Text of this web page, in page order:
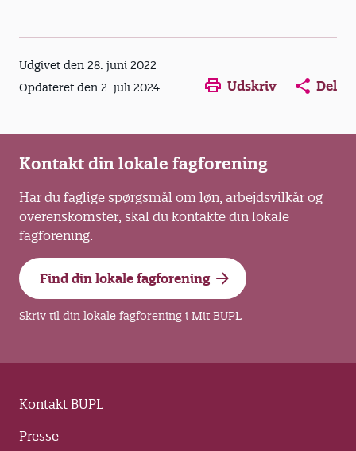
Udgivet den 28. juni 2022
Opdateret den 2. juli 2024
Udskriv
Del
Kontakt din lokale fagforening
Har du faglige spørgsmål om løn, arbejdsvilkår og
overenskomster, skal du kontakte din lokale
fagforening.
Find din lokale fagforening
Skriv til din lokale fagforening i Mit BUPL
Kontakt BUPL
Presse